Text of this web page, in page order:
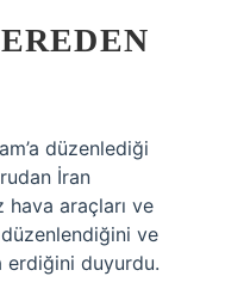
düzenlediği
İran
hava araçları ve
düzenlendiğini ve
erdiğini duyurdu.